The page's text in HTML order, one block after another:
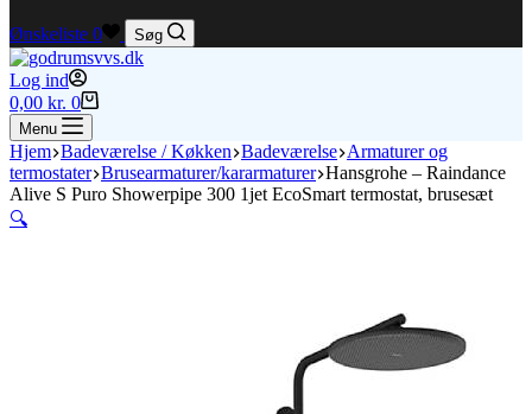
Ønskeliste 0 Søg
Log ind
Indkøbskurv
0,00 kr. 0
Menu
Hjem Badeværelse / Køkken Badeværelse Armaturer og
termostater Brusearmaturer/kararmaturer Hansgrohe – Raindance
Alive S Puro Showerpipe 300 1jet EcoSmart termostat, brusesæt
🔍